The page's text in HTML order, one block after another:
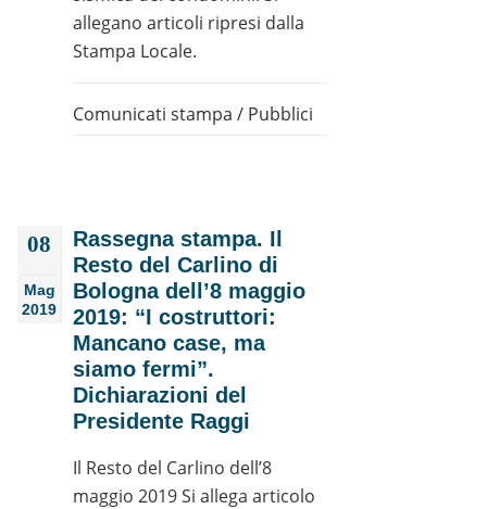
allegano articoli ripresi dalla
Stampa Locale.
Comunicati stampa / Pubblici
08
Mag
2019
Rassegna stampa. Il
Resto del Carlino di
Bologna dell’8 maggio
2019: “I costruttori:
Mancano case, ma
siamo fermi”.
Dichiarazioni del
Presidente Raggi
Il Resto del Carlino dell’8
maggio 2019 Si allega articolo